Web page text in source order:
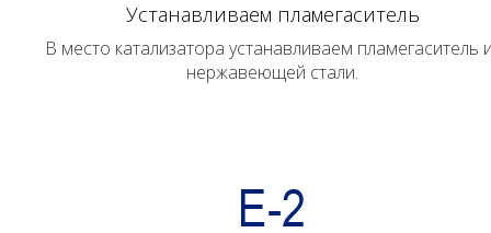
Устанавливаем пламегаситель
В место катализатора устанавливаем пламегаситель
нержавеющей стали.